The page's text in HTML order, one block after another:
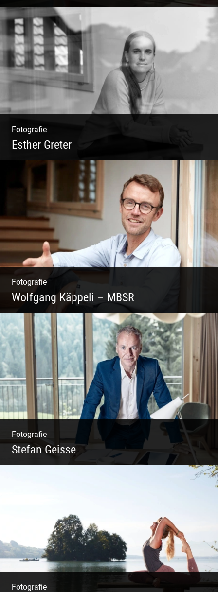
Philosophie | Asana | Yogapraxis
Fotografie
Esther Greter
Coaching, Frauenkreise, Trantric Yoga:
Esther Greter
Fotografie
Wolfgang Käppeli – MBSR
Shooting: Achtsamkeitstrainer
Fotografie
Stefan Geisse
Fotografie